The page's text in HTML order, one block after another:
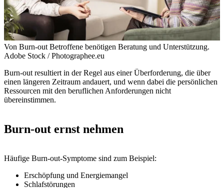
Von Burn-out Betroffene benötigen Beratung und Unterstützung.
Adobe Stock / Photographee.eu
Burn-out resultiert in der Regel aus einer Überforderung, die über
einen längeren Zeitraum andauert, und wenn dabei die persönlichen
Ressourcen mit den beruflichen Anforderungen nicht
übereinstimmen.
Burn-out ernst nehmen
Häufige Burn-out-Symptome sind zum Beispiel:
Erschöpfung und Energiemangel
Schlafstörungen